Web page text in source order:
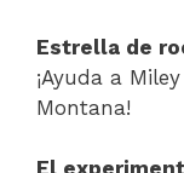
Estrella de
¡Ayuda a
Montana!